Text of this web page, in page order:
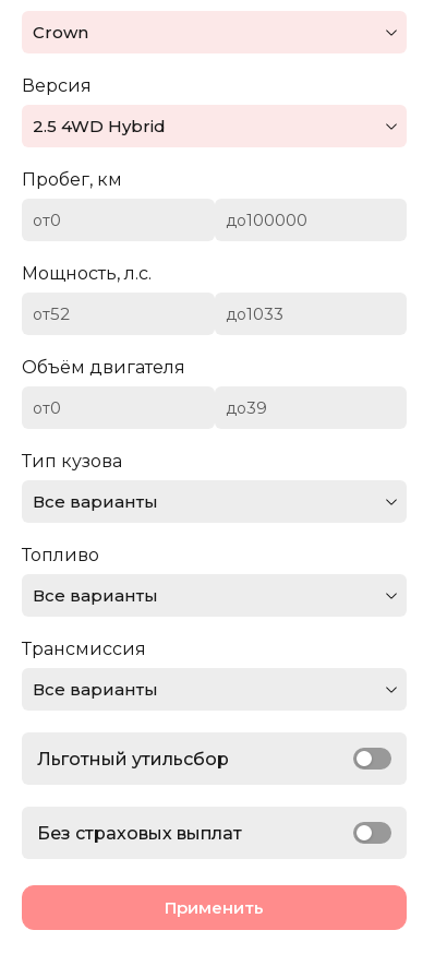
Льготный утильсбор
Chevrolet
Dodge
Ferrari
Ford
Jeep
Crown
Версия
2.5 4WD Hybrid
Пробег, км
от до
Мощность, л.с.
от до
Объём двигателя
от до
Тип кузова
Все варианты
Топливо
Все варианты
Трансмиссия
Все варианты
Без страховых выплат
Применить